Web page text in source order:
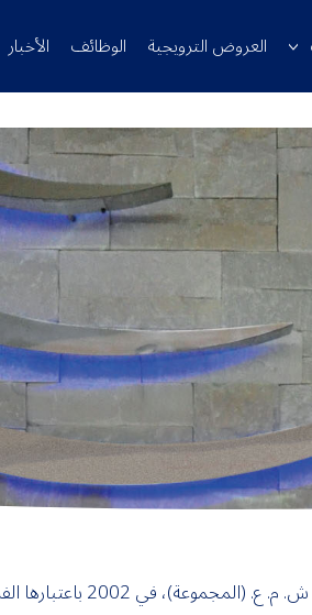
العروض الترويجية الوظائف الأخبار
تأسست الأنصاري للصرافة في